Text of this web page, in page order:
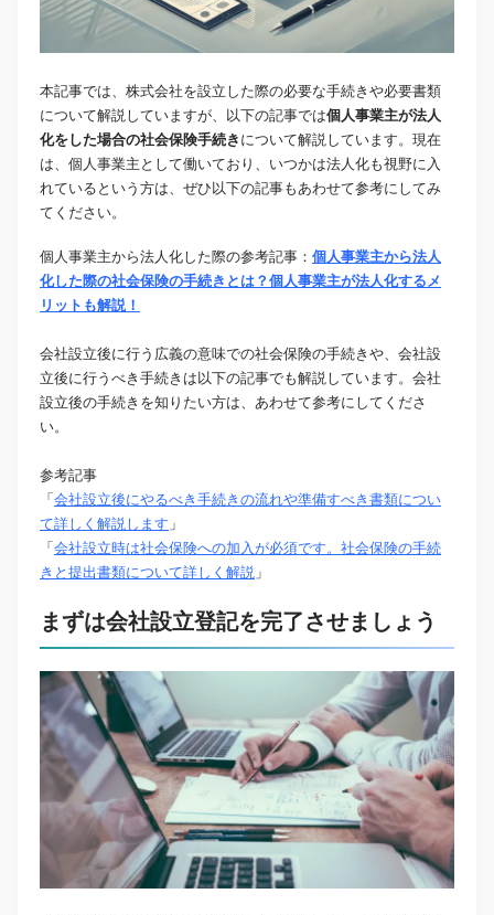
本記事では、株式会社を設立した際の必要な手続きや必要書類
について解説していますが、以下の記事では個人事業主が法人
化をした場合の社会保険手続き について解説しています。現在
は、個人事業主として働いており、いつかは法人化も視野に入
れているという方は、ぜひ以下の記事もあわせて参考にしてみ
てください。
個人事業主から法人化した際の参考記事： 個人事業主から法人
化した際の社会保険の手続きとは？個人事業主が法人化するメ
リットも解説！
会社設立後に行う広義の意味での社会保険の手続きや、会社設
立後に行うべき手続きは以下の記事でも解説しています。会社
設立後の手続きを知りたい方は、あわせて参考にしてくださ
い。
参考記事
「 会社設立後にやるべき手続きの流れや準備すべき書類につい
て詳しく解説します 」
「 会社設立時は社会保険への加入が必須です。社会保険の手続
きと提出書類について詳しく解説 」
まずは会社設立登記を完了させましょう